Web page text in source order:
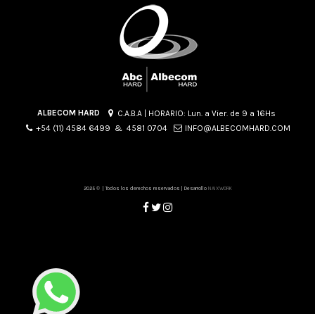
ALBECOM HARD
C.A.B.A | HORARIO: Lun. a Vier. de 9 a 16Hs
+54 (11) 4584 6499 & 4581 0704
INFO@ALBECOMHARD.COM